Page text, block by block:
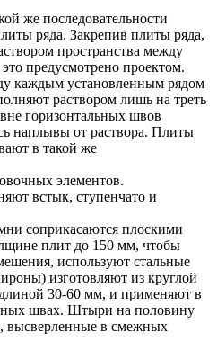
же последовательности
ряда. Закрепив плиты ряда,
пространства между
предусмотрено проектом.
каждым установленным рядом
раствором лишь на треть
горизонтальных швов
наплывы от раствора. Плиты
в такой же
элементов.
встык, ступенчато и
соприкасаются плоскими
плит до 150 мм, чтобы
используют стальные
изготовляют из круглой
30-60 мм, и применяют в
швах. Штыри на половину
высверленные в смежных